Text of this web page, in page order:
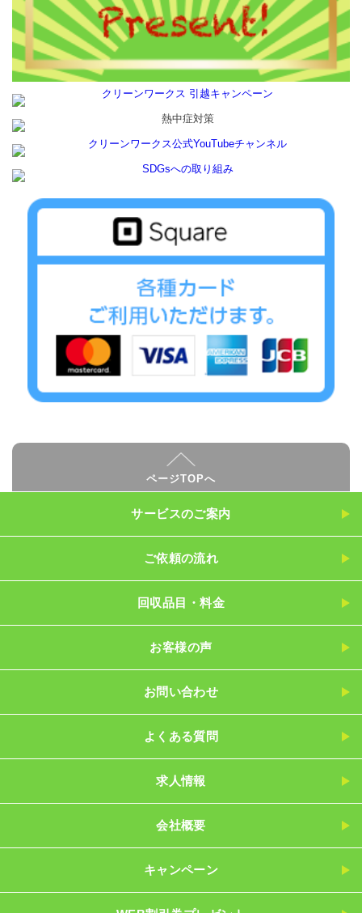
ページTOPへ
サービスのご案内
ご依頼の流れ
回収品目・料金
お客様の声
お問い合わせ
よくある質問
求人情報
会社概要
キャンペーン